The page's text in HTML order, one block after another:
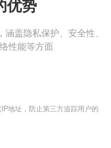
优势
盖隐私保护、安全性、
性能等方面
地址，防止第三方追踪用户的